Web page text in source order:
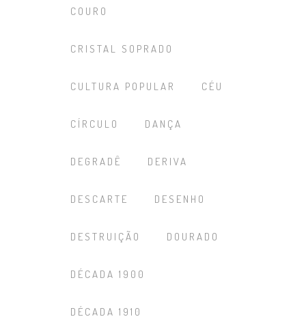
COURO
CRISTAL SOPRADO
CULTURA POPULAR CÉU
CÍRCULO DANÇA
DEGRADÊ DERIVA
DESCARTE DESENHO
DESTRUIÇÃO DOURADO
DÉCADA 1900
DÉCADA 1910